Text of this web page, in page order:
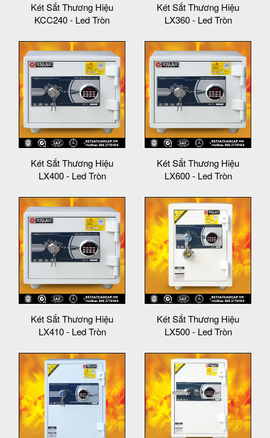
Két Sắt Thương Hiệu
KCC240 - Led Tròn
Két Sắt Thương Hiệu
LX360 - Led Tròn
Két Sắt Thương Hiệu
LX400 - Led Tròn
Két Sắt Thương Hiệu
LX600 - Led Tròn
Két Sắt Thương Hiệu
LX410 - Led Tròn
Két Sắt Thương Hiệu
LX500 - Led Tròn